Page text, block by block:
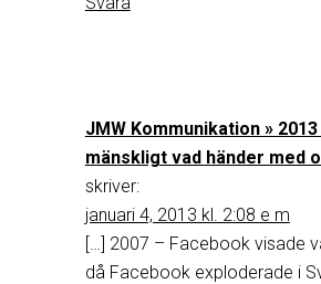
JMW Kommunikation »
mänskligt vad händer med
skriver:
januari 4, 2013 kl. 2:08 e m
[…] 2007 – Facebook visade
då Facebook exploderade i